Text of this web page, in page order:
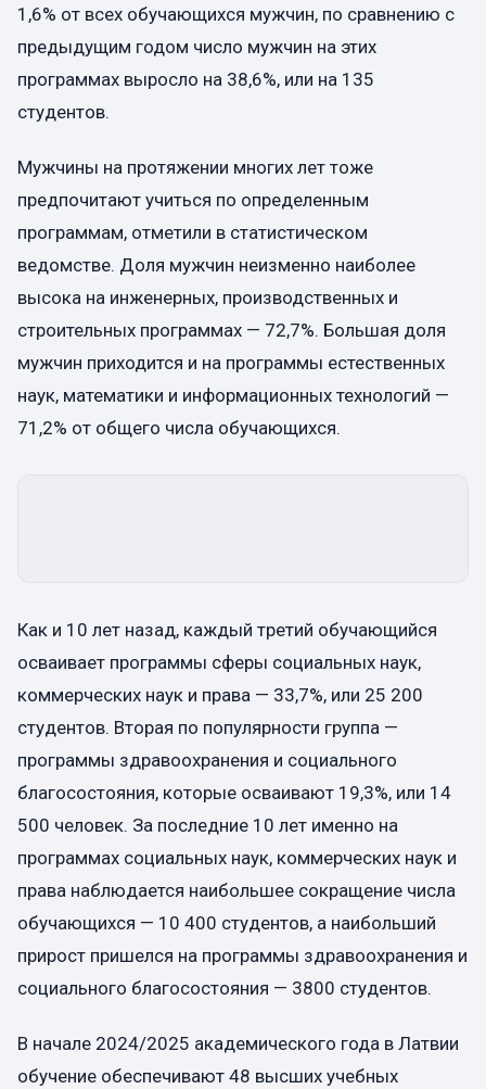
1,6% от всех обучающихся мужчин, по сравнению с
предыдущим годом число мужчин на этих
программах выросло на 38,6%, или на 135
студентов.
Мужчины на протяжении многих лет тоже
предпочитают учиться по определенным
программам, отметили в статистическом
ведомстве. Доля мужчин неизменно наиболее
высока на инженерных, производственных и
строительных программах — 72,7%. Большая доля
мужчин приходится и на программы естественных
наук, математики и информационных технологий —
71,2% от общего числа обучающихся.
Как и 10 лет назад, каждый третий обучающийся
осваивает программы сферы социальных наук,
коммерческих наук и права — 33,7%, или 25 200
студентов. Вторая по популярности группа —
программы здравоохранения и социального
благосостояния, которые осваивают 19,3%, или 14
500 человек. За последние 10 лет именно на
программах социальных наук, коммерческих наук и
права наблюдается наибольшее сокращение числа
обучающихся — 10 400 студентов, а наибольший
прирост пришелся на программы здравоохранения и
социального благосостояния — 3800 студентов.
В начале 2024/2025 академического года в Латвии
обучение обеспечивают 48 высших учебных